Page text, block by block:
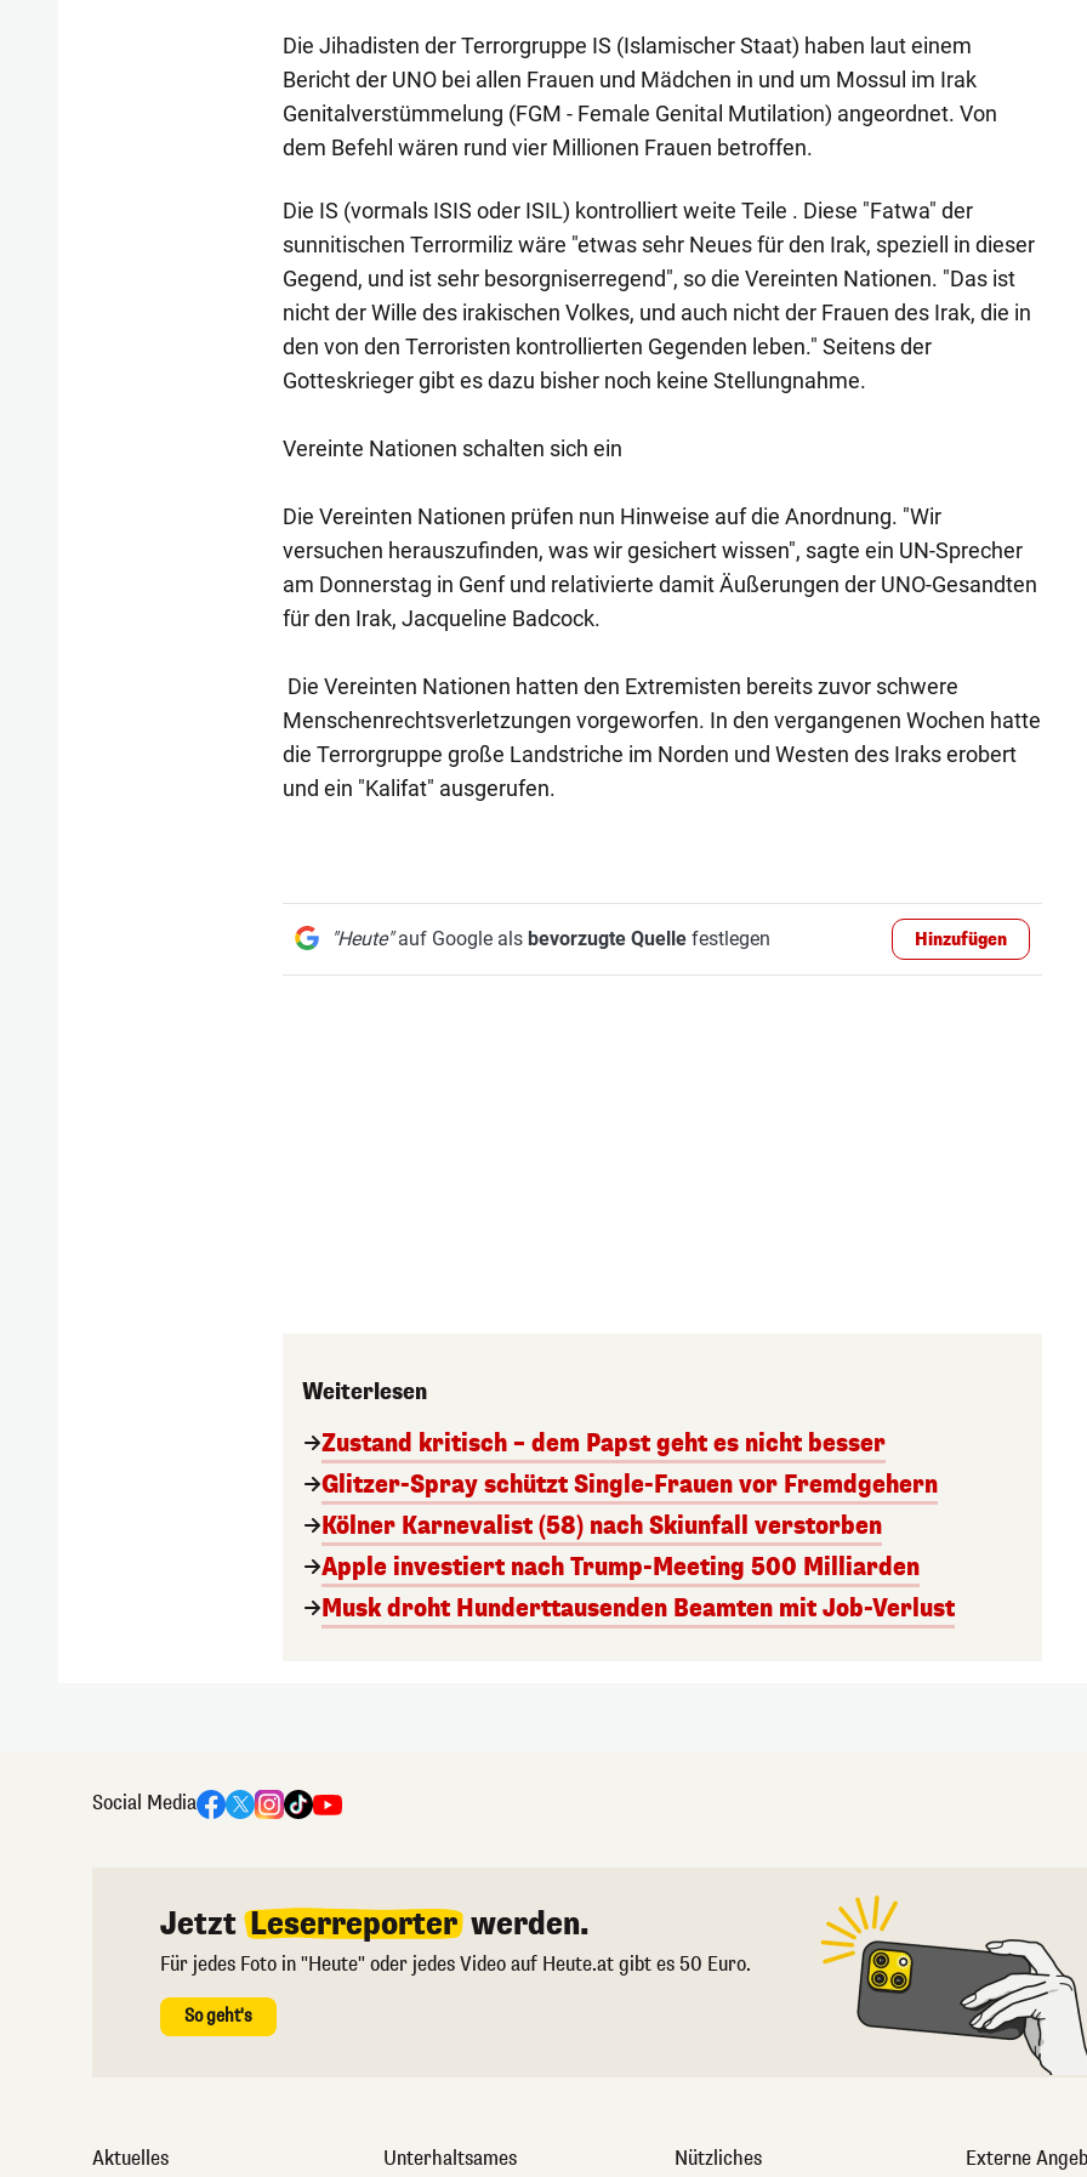
Die Jihadisten der Terrorgruppe IS (Islamischer Staat) haben laut einem
Bericht der UNO bei allen Frauen und Mädchen in und um Mossul im Irak
Genitalverstümmelung (FGM - Female Genital Mutilation) angeordnet. Von
dem Befehl wären rund vier Millionen Frauen betroffen.
Die IS (vormals ISIS oder ISIL) kontrolliert weite Teile . Diese "Fatwa" der
sunnitischen Terrormiliz wäre "etwas sehr Neues für den Irak, speziell in dieser
Gegend, und ist sehr besorgniserregend", so die Vereinten Nationen. "Das ist
nicht der Wille des irakischen Volkes, und auch nicht der Frauen des Irak, die in
den von den Terroristen kontrollierten Gegenden leben." Seitens der
Gotteskrieger gibt es dazu bisher noch keine Stellungnahme.
Vereinte Nationen schalten sich ein
Die Vereinten Nationen prüfen nun Hinweise auf die Anordnung. "Wir
versuchen herauszufinden, was wir gesichert wissen", sagte ein UN-Sprecher
am Donnerstag in Genf und relativierte damit Äußerungen der UNO-Gesandten
für den Irak, Jacqueline Badcock.
Die Vereinten Nationen hatten den Extremisten bereits zuvor schwere
Menschenrechtsverletzungen vorgeworfen. In den vergangenen Wochen hatte
die Terrorgruppe große Landstriche im Norden und Westen des Iraks erobert
und ein "Kalifat" ausgerufen.
"Heute"auf Google als bevorzugte Quellefestlegen Hinzufügen
Weiterlesen
Zustand kritisch – dem Papst geht es nicht besser
Glitzer-Spray schützt Single-Frauen vor Fremdgehern
Kölner Karnevalist (58) nach Skiunfall verstorben
Apple investiert nach Trump-Meeting 500 Milliarden
Musk droht Hunderttausenden Beamten mit Job-Verlust
Social Media
Jetzt Leserreporter werden.
Für jedes Foto in "Heute" oder jedes Video auf Heute.at gibt es 50 Euro.
So geht's
Aktuelles Unterhaltsames Nützliches Externe